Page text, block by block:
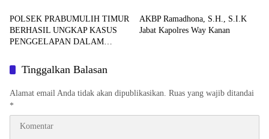
POLSEK PRABUMULIH TIMUR
BERHASIL UNGKAP KASUS
PENGGELAPAN DALAM
DIAMANKAN TEAM OPSNAL
URC
AKBP Ramadhona, S.H., S.I.K
Jabat Kapolres Way Kanan
Tinggalkan Balasan
Alamat email Anda tidak akan dipublikasikan. Ruas yang wajib ditandai
*